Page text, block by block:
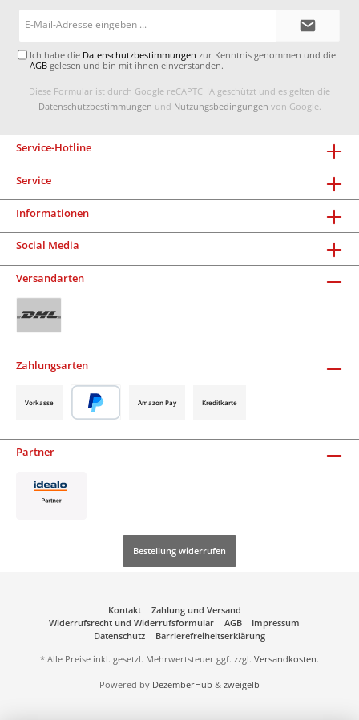
Ich habe die Datenschutzbestimmungen zur Kenntnis genommen und die
AGB gelesen und bin mit ihnen einverstanden.
Diese Formular ist durch Google reCAPTCHA geschützt und es gelten die
Datenschutzbestimmungen und Nutzungsbedingungen von Google.
Service-Hotline
Service
Informationen
Social Media
Versandarten
Zahlungsarten
Vorkasse Amazon Pay Kreditkarte
Partner
Bestellung widerrufen
Kontakt
Zahlung und Versand
Widerrufsrecht und Widerrufsformular
AGB
Impressum
Datenschutz
Barrierefreiheitserklärung
* Alle Preise inkl. gesetzl. Mehrwertsteuer ggf. zzgl. Versandkosten.
Powered by DezemberHub & zweigelb